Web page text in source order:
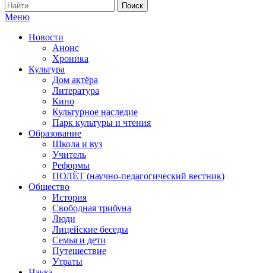
Меню
Новости
Анонс
Хроника
Культура
Дом актёра
Литература
Кино
Культурное наследие
Парк культуры и чтения
Образование
Школа и вуз
Учитель
Реформы
ПОЛЁТ (научно-педагогический вестник)
Общество
История
Свободная трибуна
Люди
Лицейские беседы
Семья и дети
Путешествие
Утраты